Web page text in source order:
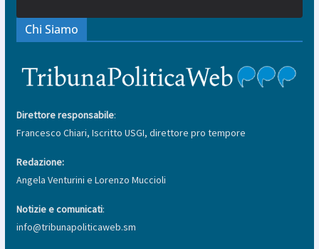
Chi Siamo
Direttore responsabile:
Francesco Chiari, Iscritto USGI, direttore pro tempore
Redazione:
Angela Venturini e Lorenzo Muccioli
Notizie e comunicati:
info@tribunapoliticaweb.sm